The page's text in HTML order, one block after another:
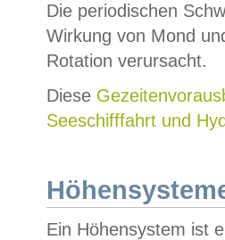
Die periodischen
Wirkung von Mond
Rotation verursacht.
Diese
Seeschifffahrt und
Ein Höhensystem ist